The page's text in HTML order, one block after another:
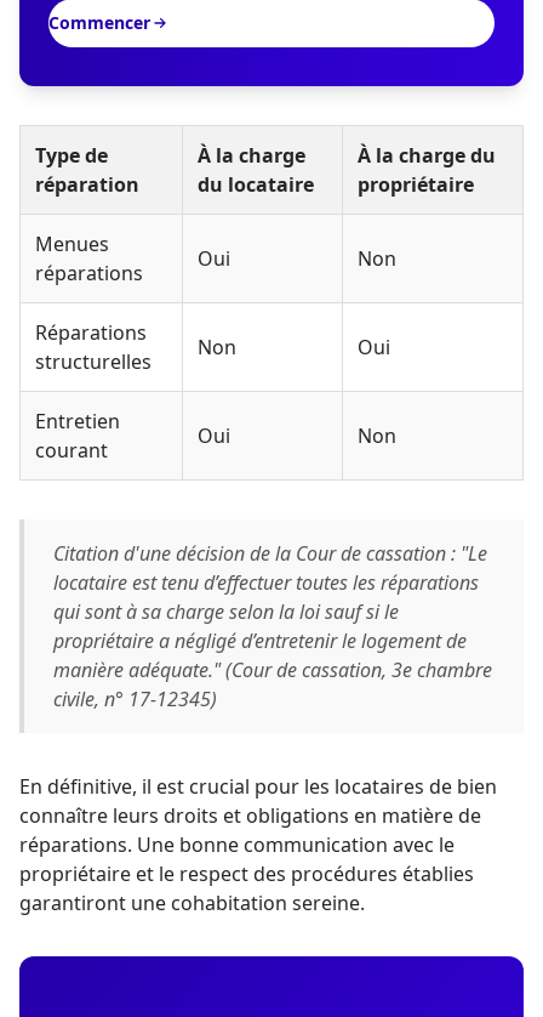
Commencer
Type de
réparation
À la charge
du locataire
À la charge du
propriétaire
Menues
réparations
Oui Non
Réparations
structurelles
Non Oui
Entretien
courant
Oui Non
Citation d'une décision de la Cour de cassation : "Le
locataire est tenu d’effectuer toutes les réparations
qui sont à sa charge selon la loi sauf si le
propriétaire a négligé d’entretenir le logement de
manière adéquate." (Cour de cassation, 3e chambre
civile, n° 17-12345)
En définitive, il est crucial pour les locataires de bien
connaître leurs droits et obligations en matière de
réparations. Une bonne communication avec le
propriétaire et le respect des procédures établies
garantiront une cohabitation sereine.